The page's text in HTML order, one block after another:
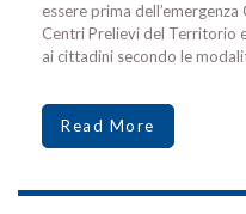
essere prima
Centri Prelievi del Territorio
ai cittadini secondo le
Read More